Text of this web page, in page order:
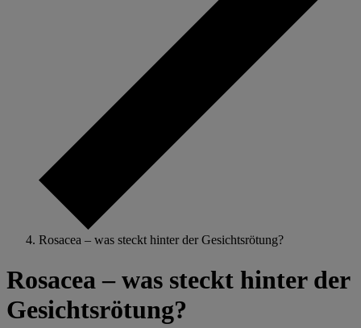
Rosacea – was steckt hinter der Gesichtsrötung?
Rosacea – was steckt hinter der
Gesichtsrötung?